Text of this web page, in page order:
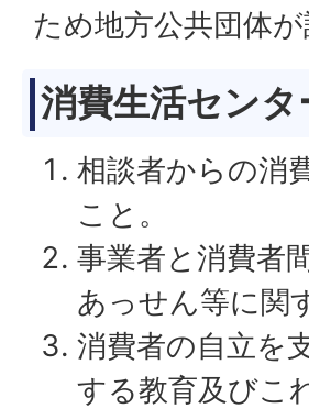
ため地方公共団体
消費生活セン
相談者からの消
こと。
事業者と消費者
あっせん等に関
消費者の自立を
する教育及びこ